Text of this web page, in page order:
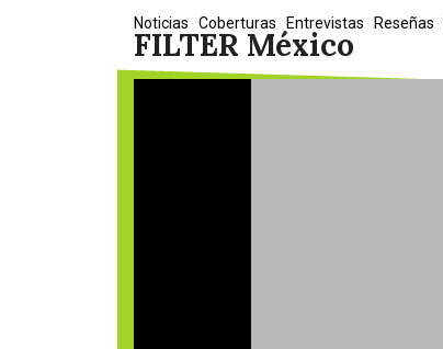
FILTER México
Noticias Coberturas Entrevistas Reseñas